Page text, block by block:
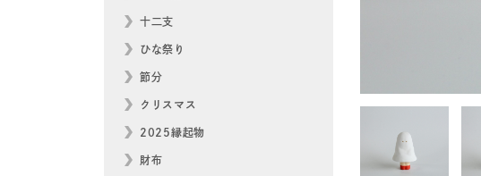
十二支
ひな祭り
節分
クリスマス
2025縁起物
財布